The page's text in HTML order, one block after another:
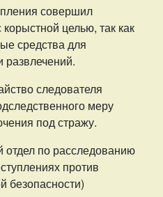
совершил
целью, так как
средства для
развлечений.
следователя
меру
под стражу.
по расследованию
против
безопасности)